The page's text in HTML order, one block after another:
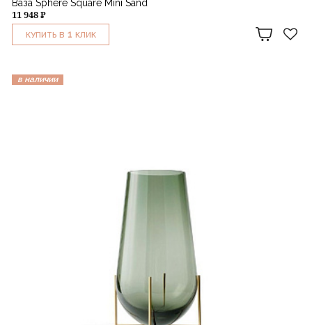
Ваза Sphere Square Mini Sand
11 948 ₽
КУПИТЬ В 1 КЛИК
в наличии